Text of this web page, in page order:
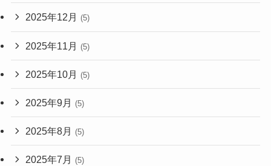
2025年12月 (5)
2025年11月 (5)
2025年10月 (5)
2025年9月 (5)
2025年8月 (5)
2025年7月 (5)